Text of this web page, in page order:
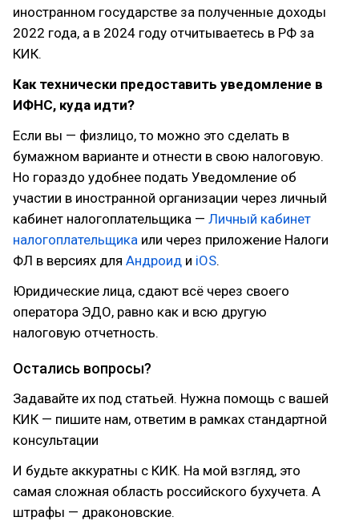
иностранном государстве за полученные доходы
2022 года, а в 2024 году отчитываетесь в РФ за
КИК.
Как технически предоставить уведомление в
ИФНС, куда идти?
Если вы — физлицо, то можно это сделать в
бумажном варианте и отнести в свою налоговую.
Но гораздо удобнее подать Уведомление об
участии в иностранной организации через личный
кабинет налогоплательщика — Личный кабинет
налогоплательщика или через приложение Налоги
ФЛ в версиях для Андроид и iOS.
Юридические лица, сдают всё через своего
оператора ЭДО, равно как и всю другую
налоговую отчетность.
Остались вопросы?
Задавайте их под статьей. Нужна помощь с вашей
КИК — пишите нам, ответим в рамках стандартной
консультации
И будьте аккуратны с КИК. На мой взгляд, это
самая сложная область российского бухучета. А
штрафы — драконовские.